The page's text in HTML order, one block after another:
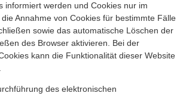
informiert werden und Cookies nur im
Annahme von Cookies für bestimmte Fälle
sowie das automatische Löschen der
des Browser aktivieren. Bei der
kann die Funktionalität dieser Website
des elektronischen